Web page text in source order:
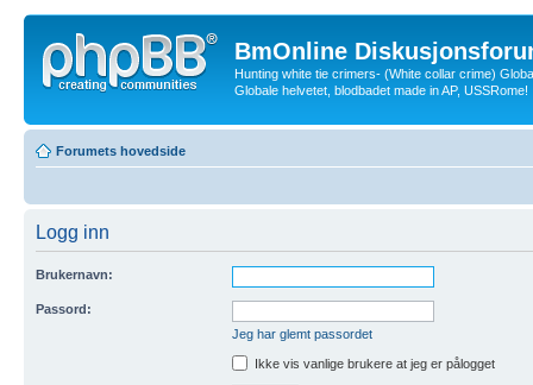
BmOnline
Hunting white tie crimers- (White collar crime)
Globale helvetet, blodbadet made in AP, USSRome!
Forumets hovedside
Logg inn
Brukernavn:
Passord:
Jeg har glemt passordet
Ikke vis vanlige brukere at jeg er pålogget